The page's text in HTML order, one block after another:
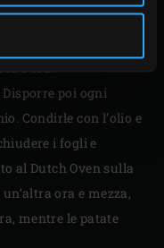
portare la
Brasare
poi ogni
Condirle con l’olio e
i fogli e
al Dutch Oven sulla
ora e mezza,
mentre le patate